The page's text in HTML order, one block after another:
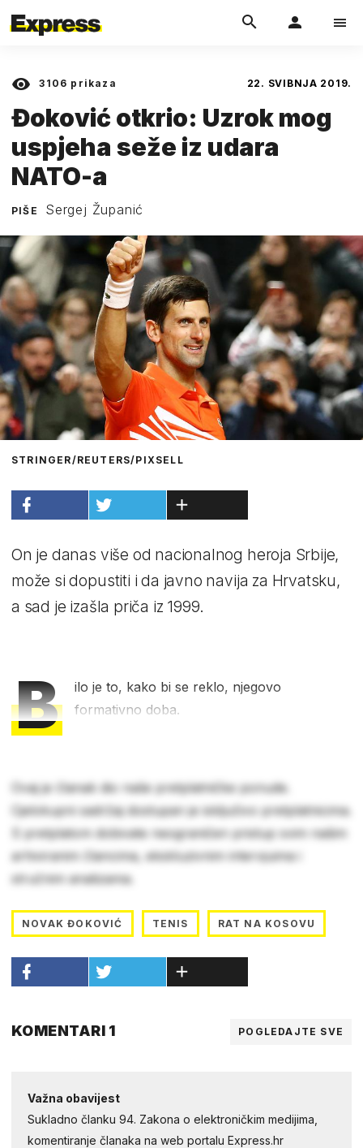
3106 prikaza 22. SVIBNJA 2019.
Đoković otkrio: Uzrok mog
uspjeha seže iz udara
NATO-a
PIŠE Sergej Županić
STRINGER/REUTERS/PIXSELL
On je danas više od nacionalnog heroja Srbije,
može si dopustiti i da javno navija za Hrvatsku,
a sad je izašla priča iz 1999.
B
ilo je to, kako bi se reklo, njegovo
formativno doba.
Ovaj je članak dio naše pretplatničke ponude.
Cjelokupni sadržaj dostupan je isključivo pretplatnicima.
S pretplatom dobivate neograničen pristup svim našim
arhiviranim člancima, ekskluzivnim intervjuima i
stručnim analizama.
NOVAK ĐOKOVIĆ TENIS RAT NA KOSOVU
KOMENTARI 1 POGLEDAJTE SVE
Važna obavijest
Sukladno članku 94. Zakona o elektroničkim medijima,
komentiranje članaka na web portalu Express.hr